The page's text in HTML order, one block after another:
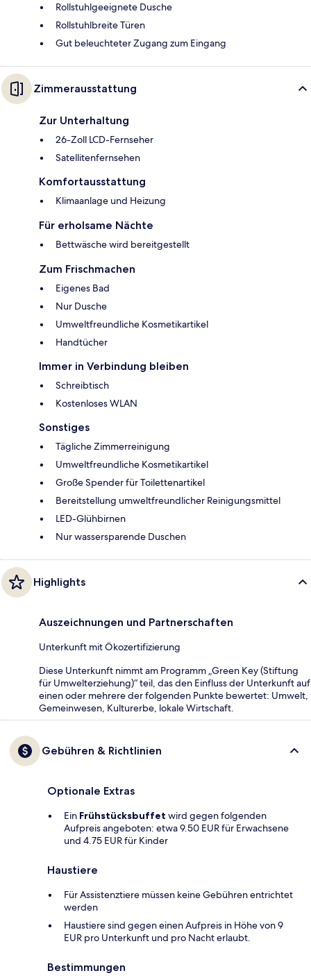
Rollstuhlgeeignete Dusche
Rollstuhlbreite Türen
Gut beleuchteter Zugang zum Eingang
Zimmerausstattung
Zur Unterhaltung
26-Zoll LCD-Fernseher
Satellitenfernsehen
Komfortausstattung
Klimaanlage und Heizung
Für erholsame Nächte
Bettwäsche wird bereitgestellt
Zum Frischmachen
Eigenes Bad
Nur Dusche
Umweltfreundliche Kosmetikartikel
Handtücher
Immer in Verbindung bleiben
Schreibtisch
Kostenloses WLAN
Sonstiges
Tägliche Zimmerreinigung
Umweltfreundliche Kosmetikartikel
Große Spender für Toilettenartikel
Bereitstellung umweltfreundlicher Reinigungsmittel
LED-Glühbirnen
Nur wassersparende Duschen
Highlights
Auszeichnungen und Partnerschaften
Unterkunft mit Ökozertifizierung
Diese Unterkunft nimmt am Programm „Green Key (Stiftung
für Umwelterziehung)“ teil, das den Einfluss der Unterkunft auf
einen oder mehrere der folgenden Punkte bewertet: Umwelt,
Gemeinwesen, Kulturerbe, lokale Wirtschaft.
Gebühren & Richtlinien
Optionale Extras
Ein Frühstücksbuffet wird gegen folgenden
Aufpreis angeboten: etwa 9.50 EUR für Erwachsene
und 4.75 EUR für Kinder
Haustiere
Für Assistenztiere müssen keine Gebühren entrichtet
werden
Haustiere sind gegen einen Aufpreis in Höhe von 9
EUR pro Unterkunft und pro Nacht erlaubt.
Bestimmungen